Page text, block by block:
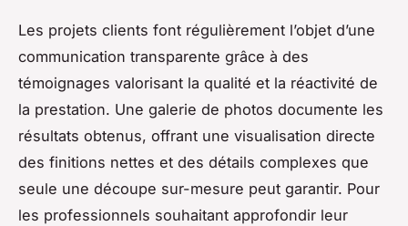
Les projets clients font régulièrement l’objet d’une
communication transparente grâce à des
témoignages valorisant la qualité et la réactivité de
la prestation. Une galerie de photos documente les
résultats obtenus, offrant une visualisation directe
des finitions nettes et des détails complexes que
seule une découpe sur-mesure peut garantir. Pour
les professionnels souhaitant approfondir leur